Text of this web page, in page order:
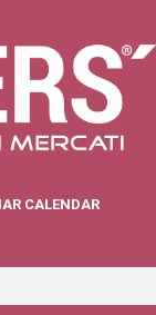
CALENDAR